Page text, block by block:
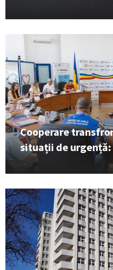
Cooperare
situații de urgență: